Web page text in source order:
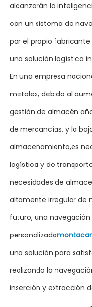
alcanzarán la
con un sistema de
por el propio
una solución logística
En una empresa
metales, debido al
gestión de almacén
de mercancías, y la
almacenamiento,es
logística y de
necesidades de
altamente irregular de
futuro, una navegación
personalizada
una solución para
realizando la
inserción y extracción